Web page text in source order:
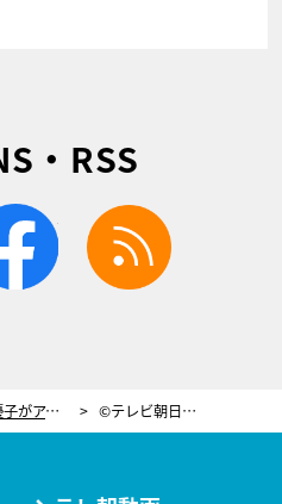
・RSS
facebook
大島優子がアイドル再挑戦のきっかけ。“転職4回アイドル”が持つ責任感の根拠＜朝日花奈＞ ©テレビ朝日／テレ朝POST 「Good Tears」の朝日花奈